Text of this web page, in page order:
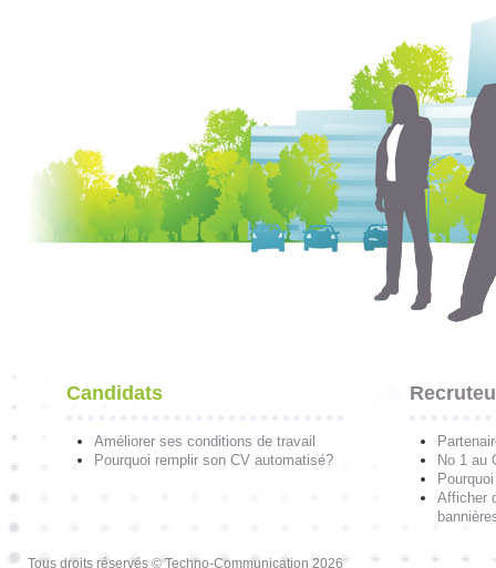
Candidats
Améliorer ses conditions de travail
Pourquoi remplir son CV automatisé?
No 1 au
Afficher
Tous droits réservés © Techno-Communication 2026